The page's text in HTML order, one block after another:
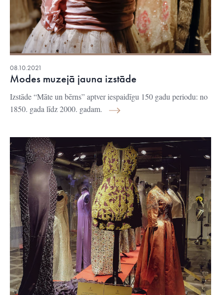
08.10.2021
Modes muzejā jauna izstāde
Izstāde “Māte un bērns” aptver iespaidīgu 150 gadu periodu: no
1850. gada līdz 2000. gadam.